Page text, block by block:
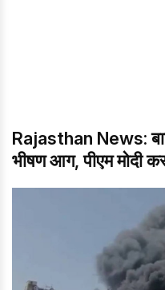
Rajasthan News:
भीषण आग, पीएम मोदी